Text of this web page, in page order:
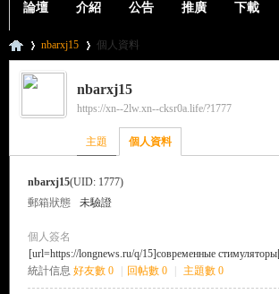
論壇 介紹 公告 推廣 下載
›
nbarxj15 個人資料
nbarxj15
https://xn--2lw.xn--cksr0a.life/?1777
主題 個人資料
nbarxj15(UID: 1777)
郵箱狀態
未驗證
個人簽名
[url=https://longnews.ru/q/15]современные
統計信息 好友數 0 回帖數 0 主題數 0